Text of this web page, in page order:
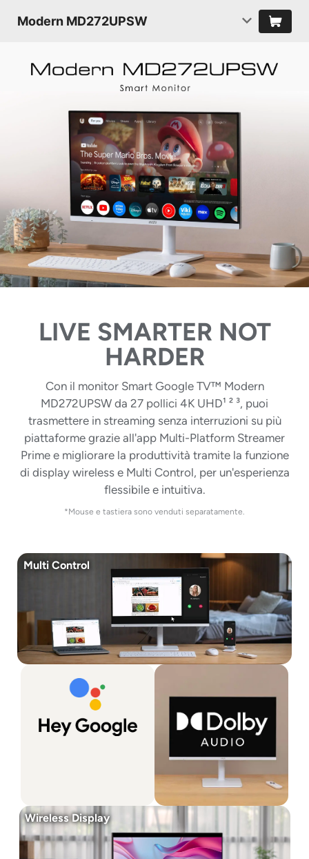
Modern MD272UPSW
LIVE SMARTER NOT
HARDER
Con il monitor Smart Google TV™ Modern
MD272UPSW da 27 pollici 4K UHD¹ ² ³, puoi
trasmettere in streaming senza interruzioni su più
piattaforme grazie all'app Multi-Platform Streamer
Prime e migliorare la produttività tramite la funzione
di display wireless e Multi Control, per un'esperienza
flessibile e intuitiva.
*Mouse e tastiera sono venduti separatamente.
Multi Control
Wireless Display